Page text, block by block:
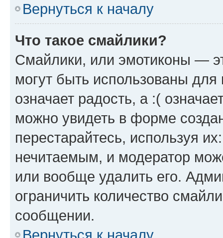
Вернуться к началу
Что такое смайлики?
Смайлики, или эмотиконы —
могут быть использованы
означает радость, а :(
можно увидеть в форме
перестарайтесь, используя
нечитаемым, и модератор
или вообще удалить его.
ограничить количество
сообщении.